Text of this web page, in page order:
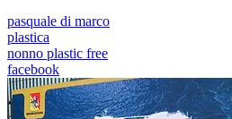
pasquale di marco
plastica
nonno plastic free
facebook